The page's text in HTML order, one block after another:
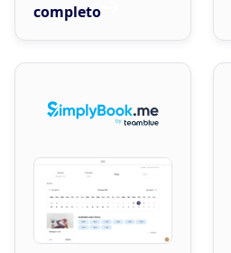
completo